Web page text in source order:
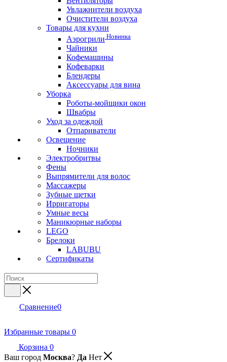
Увлажнители воздуха
Очистители воздуха
Товары для кухни
Аэрогрили Новинка
Чайники
Кофемашины
Кофеварки
Блендеры
Аксессуары для вина
Уборка
Роботы-мойщики окон
Швабры
Уход за одеждой
Отпариватели
Освещение
Ночники
Электробритвы
Фены
Выпрямители для волос
Массажеры
Зубные щетки
Ирригаторы
Умные весы
Маникюрные наборы
LEGO
Брелоки
LABUBU
Сертификаты
Сравнение0
Избранные товары 0
Корзина 0
Ваш город Москва? Да Нет